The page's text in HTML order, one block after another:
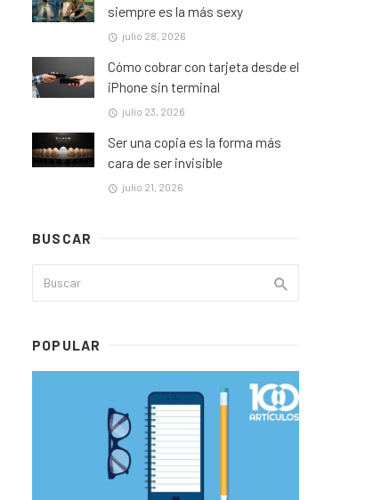
siempre es la más sexy
julio 28, 2026
Cómo cobrar con tarjeta desde el
iPhone sin terminal
julio 23, 2026
Ser una copia es la forma más
cara de ser invisible
julio 21, 2026
BUSCAR
POPULAR